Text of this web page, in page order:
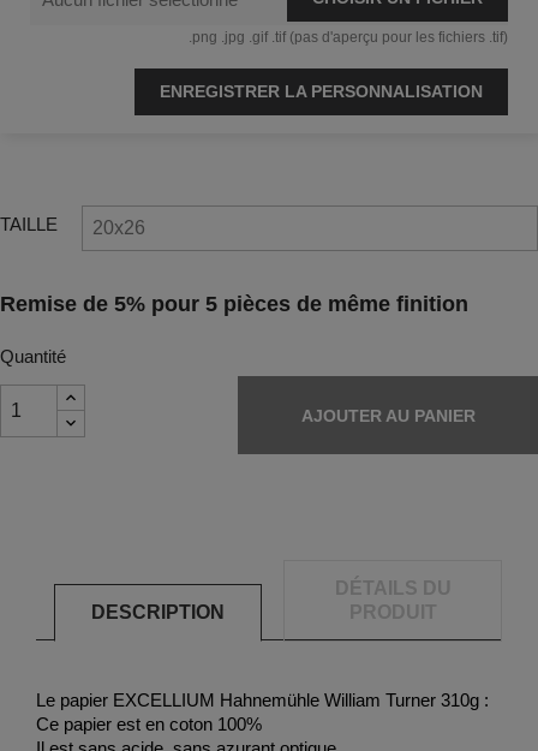
.png .jpg .gif .tif (pas d'aperçu pour les fichiers .tif)
ENREGISTRER LA PERSONNALISATION
TAILLE
Remise de 5% pour 5 pièces de même finition
Quantité
AJOUTER AU PANIER
DESCRIPTION
DÉTAILS DU
PRODUIT
Le papier EXCELLIUM Hahnemühle William Turner 310g :
Ce papier est en coton 100%